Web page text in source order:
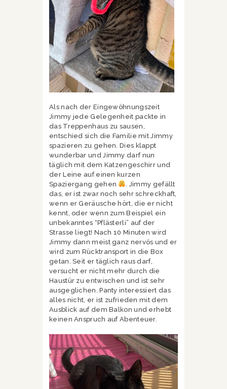
Als nach der Eingewöhnungszeit
Jimmy jede Gelegenheit packte in
das Treppenhaus zu sausen,
entschied sich die Familie mit Jimmy
spazieren zu gehen. Dies klappt
wunderbar und Jimmy darf nun
täglich mit dem Katzengeschirr und
der Leine auf einen kurzen
Spaziergang gehen
. Jimmy gefällt
das, er ist zwar noch sehr schreckhaft,
wenn er Geräusche hört, die er nicht
kennt, oder wenn zum Beispiel ein
unbekanntes “Pflästerli” auf der
Strasse liegt! Nach 10 Minuten wird
Jimmy dann meist ganz nervös und er
wird zum Rücktransport in die Box
getan. Seit er täglich raus darf,
versucht er nicht mehr durch die
Haustür zu entwischen und ist sehr
ausgeglichen. Panty interessiert das
alles nicht, er ist zufrieden mit dem
Ausblick auf dem Balkon und erhebt
keinen Anspruch auf Abenteuer.